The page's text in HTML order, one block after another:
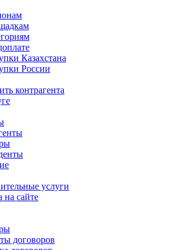
Казахстана
России
контрагента
услуги
на сайте
договоров